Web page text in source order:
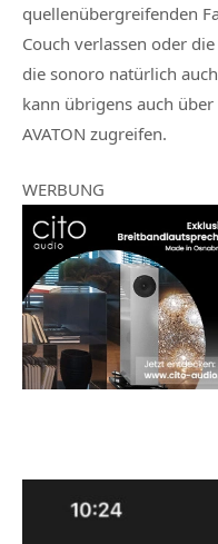
quellenübergreifenden
Couch verlassen oder
die sonoro natürlich
kann übrigens auch
AVATON zugreifen.
WERBUNG